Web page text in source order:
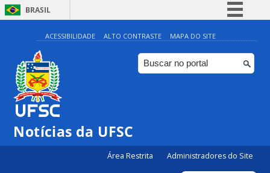
BRASIL
Simplifique!
Comunica BR
Participe
ACESSIBILIDADE ALTO CONTRASTE MAPA DO SITE
Notícias da UFSC
Área Restrita Administradores do Site